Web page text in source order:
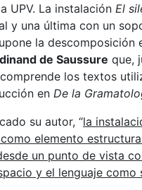
UPV. La instalación El
y una última con un
la descomposición
de Saussure que,
los textos
en De la
su autor, “la
elemento
un punto de vista
y el lenguaje como